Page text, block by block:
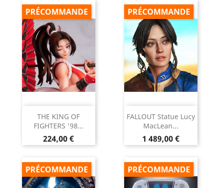
THE KING OF
FIGHTERS '98...
Prix
224,00 €
PRÉCOMMANDE
FALLOUT Statue Lucy
MacLean...
Prix
1 489,00 €
PRÉCOMMANDE
PRÉCOMMANDE PRÉCOMMANDE